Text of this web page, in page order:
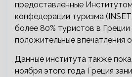
предоставленные
конфедерации туризма
более 80% туристов в Греции
положительные впечатления
Данные института также
ноября этого года Греция